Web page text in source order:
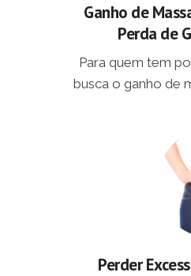
Ganho de
Perda de
Para quem tem
busca o ganho de
Perder